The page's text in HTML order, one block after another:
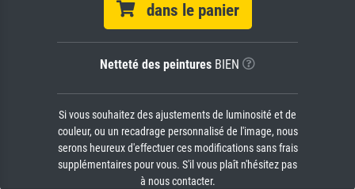
dans le panier
Netteté des peintures BIEN
Si vous souhaitez des ajustements de luminosité et de
couleur, ou un recadrage personnalisé de l'image, nous
serons heureux d'effectuer ces modifications sans frais
supplémentaires pour vous. S'il vous plaît n'hésitez pas
à nous contacter.